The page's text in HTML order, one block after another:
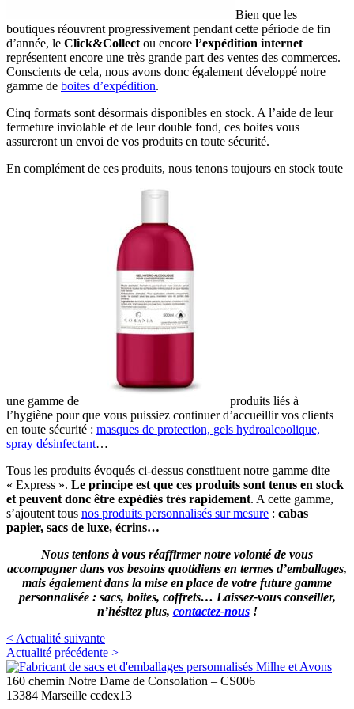
Bien que les
boutiques réouvrent progressivement pendant cette période de fin
d’année, le Click&Collect ou encore l’expédition internet
représentent encore une très grande part des ventes des commerces.
Conscients de cela, nous avons donc également développé notre
gamme de boites d’expédition.
Cinq formats sont désormais disponibles en stock. A l’aide de leur
fermeture inviolable et de leur double fond, ces boites vous
assureront un envoi de vos produits en toute sécurité.
En complément de ces produits, nous tenons toujours en stock toute
une gamme de
produits liés à
l’hygiène pour que vous puissiez continuer d’accueillir vos clients
en toute sécurité : masques de protection, gels hydroalcoolique,
spray désinfectant…
Tous les produits évoqués ci-dessus constituent notre gamme dite
« Express ». Le principe est que ces produits sont tenus en stock
et peuvent donc être expédiés très rapidement. A cette gamme,
s’ajoutent tous nos produits personnalisés sur mesure : cabas
papier, sacs de luxe, écrins…
Nous tenions à vous réaffirmer notre volonté de vous
accompagner dans vos besoins quotidiens en termes d’emballages,
mais également dans la mise en place de votre future gamme
personnalisée : sacs, boites, coffrets… Laissez-vous conseiller,
n’hésitez plus, contactez-nous!
< Actualité suivante
Actualité précédente >
160 chemin Notre Dame de Consolation – CS006
13384 Marseille cedex13